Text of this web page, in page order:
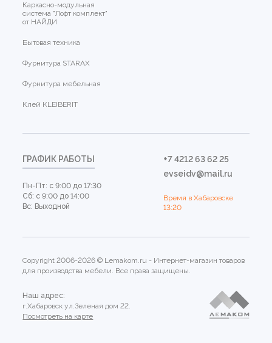
Каркасно-модульная
система "Лофт комплект"
от НАЙДИ
Бытовая техника
Фурнитура STARAX
Фурнитура мебельная
Клей KLEIBERIT
ГРАФИК РАБОТЫ
Пн-Пт: с 9:00 до 17:30
Сб: с 9:00 до 14:00
Вс: Выходной
+7 4212 63 62 25
evseidv@mail.ru
Время в Хабаровске
13:20
Copyright 2006-2026 © Lemakom.ru - Интернет-магазин товаров
для производства мебели. Все права защищены.
Наш адрес:
г.Хабаровск ул.Зеленая дом 22.
Посмотреть на карте